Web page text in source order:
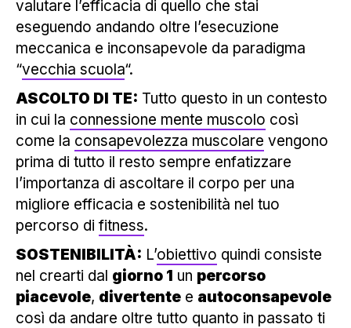
valutare l’efficacia di quello che stai
eseguendo andando oltre l’esecuzione
meccanica e inconsapevole da paradigma
“vecchia scuola“.
ASCOLTO DI TE: Tutto questo in un contesto
in cui la connessione mente muscolo così
come la consapevolezza muscolare vengono
prima di tutto il resto sempre enfatizzare
l’importanza di ascoltare il corpo per una
migliore efficacia e sostenibilità nel tuo
percorso di fitness.
SOSTENIBILITÀ: L’obiettivo quindi consiste
nel crearti dal giorno 1 un percorso
piacevole, divertente e autoconsapevole
così da andare oltre tutto quanto in passato ti